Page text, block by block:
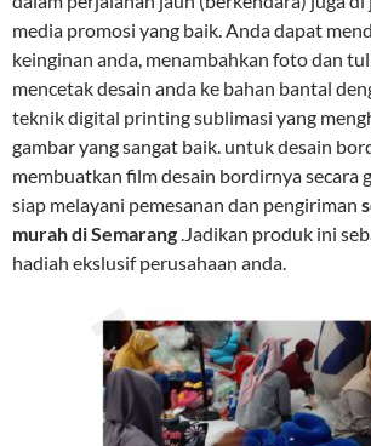
media promosi yang baik. Anda dapat
keinginan anda, menambahkan foto dan
mencetak desain anda ke bahan bantal
teknik digital printing sublimasi yang
gambar yang sangat baik. untuk desain
membuatkan film desain bordirnya secara
siap melayani pemesanan dan pengiriman
murah di Semarang.Jadikan produk ini
hadiah ekslusif perusahaan anda.